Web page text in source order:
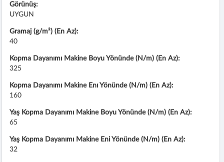
Görünüş:
UYGUN
Gramaj (g/m²) (En Az):
40
Kopma Dayanımı Makine Boyu Yönünde (N/m) (En Az):
325
Kopma Dayanımı Makine Enı Yönünde (N/m) (En Az):
160
Yaş Kopma Dayanımı Makine Boyu Yönünde (N/m) (En Az):
65
Yaş Kopma Dayanımı Makine Eni Yönünde (N/m) (En Az):
32